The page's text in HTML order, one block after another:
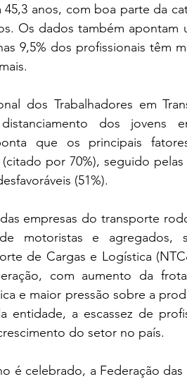
anos, com boa parte da
Os dados também apontam
9,5% dos profissionais têm
dos Trabalhadores em
dos jovens
que os principais
por 70%), seguido pelas
(51%).
empresas do transporte
motoristas e agregados,
de Cargas e Logística
com aumento da
e maior pressão sobre a
entidade, a escassez de
do setor no país.
é celebrado, a Federação